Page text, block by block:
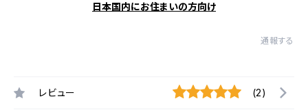
日本国内にお住まいの方向け
通報する
レビュー (2)